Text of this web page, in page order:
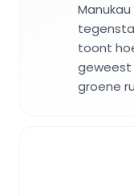
toont
geweest
groene